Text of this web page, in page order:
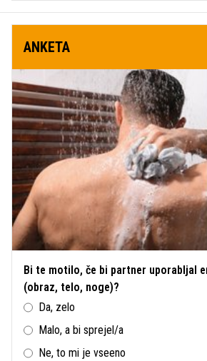
ANKETA
Bi te motilo, če bi partner uporabljal
(obraz, telo, noge)?
Da, zelo
Malo, a bi sprejel/a
Ne, to mi je vseeno